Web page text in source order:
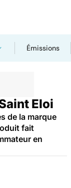
Émissions
Eloi
de la marque
fait
en